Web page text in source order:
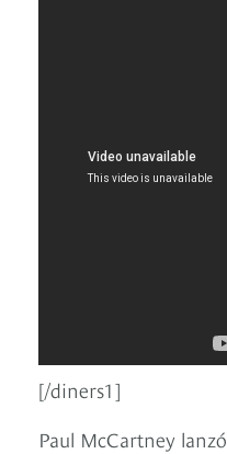
[/diners1]
Paul McCartney lanzó